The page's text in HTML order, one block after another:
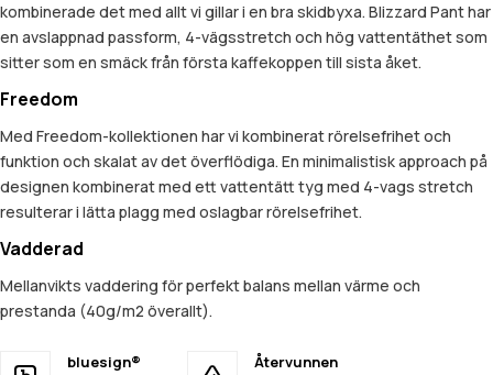
kombinerade det med allt vi gillar i en bra skidbyxa. Blizzard Pant har
en avslappnad passform, 4-vägsstretch och hög vattentäthet som
sitter som en smäck från första kaffekoppen till sista åket.
Freedom
Med Freedom-kollektionen har vi kombinerat rörelsefrihet och
funktion och skalat av det överflödiga. En minimalistisk approach på
designen kombinerat med ett vattentätt tyg med 4-vags stretch
resulterar i lätta plagg med oslagbar rörelsefrihet.
Vadderad
Mellanvikts vaddering för perfekt balans mellan värme och
prestanda (40g/m2 överallt).
bluesign®
Återvunnen